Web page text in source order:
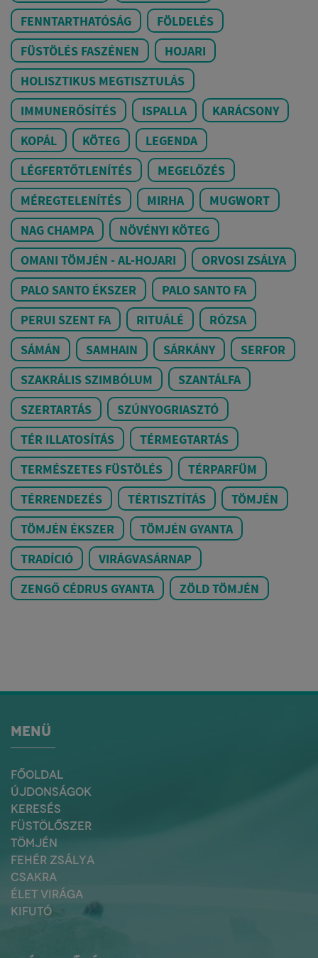
FENNTARTHATÓSÁG
FÖLDELÉS
FÜSTÖLÉS FASZÉNEN
HOJARI
HOLISZTIKUS MEGTISZTULÁS
IMMUNERŐSÍTÉS
ISPALLA
KARÁCSONY
KOPÁL
KÖTEG
LEGENDA
LÉGFERTŐTLENÍTÉS
MEGELŐZÉS
MÉREGTELENÍTÉS
MIRHA
MUGWORT
NAG CHAMPA
NÖVÉNYI KÖTEG
OMANI TÖMJÉN - AL-HOJARI
ORVOSI ZSÁLYA
PALO SANTO ÉKSZER
PALO SANTO FA
PERUI SZENT FA
RITUÁLÉ
RÓZSA
SÁMÁN
SAMHAIN SÁRKÁNY
SERFOR
SZAKRÁLIS SZIMBÓLUM
SZANTÁLFA
SZERTARTÁS
SZÚNYOGRIASZTÓ
TÉR ILLATOSÍTÁS
TÉRMEGTARTÁS
TERMÉSZETES FÜSTÖLÉS
TÉRPARFÜM
TÉRRENDEZÉS
TÉRTISZTÍTÁS
TÖMJÉN
TÖMJÉN ÉKSZER
TÖMJÉN GYANTA
TRADÍCIÓ
VIRÁGVASÁRNAP
ZENGŐ CÉDRUS GYANTA
ZÖLD TÖMJÉN
MENÜ
FŐOLDAL
ÚJDONSÁGOK
KERESÉS
FÜSTÖLŐSZER
TÖMJÉN
FEHÉR ZSÁLYA
CSAKRA
ÉLET VIRÁGA
KIFUTÓ